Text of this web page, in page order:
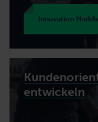
Innovation
entwickeln